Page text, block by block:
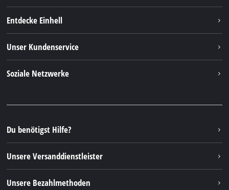
Entdecke Einhell
Nachhaltigkeit
Unser Kundenservice
FAQs
Rücksendungen / Widerruf
Verpackungsrichtlinien
Hinweise zur Batterieentsorgung
Soziale Netzwerke
Instagram
TikTok
Pinterest
Linkedin
Du benötigst Hilfe?
Unsere Versanddienstleister
Unsere Bezahlmethoden